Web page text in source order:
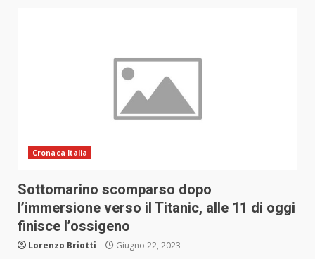
Cronaca Italia
Sottomarino scomparso dopo
l’immersione verso il Titanic, alle 11 di oggi
finisce l’ossigeno
Lorenzo Briotti Giugno 22, 2023